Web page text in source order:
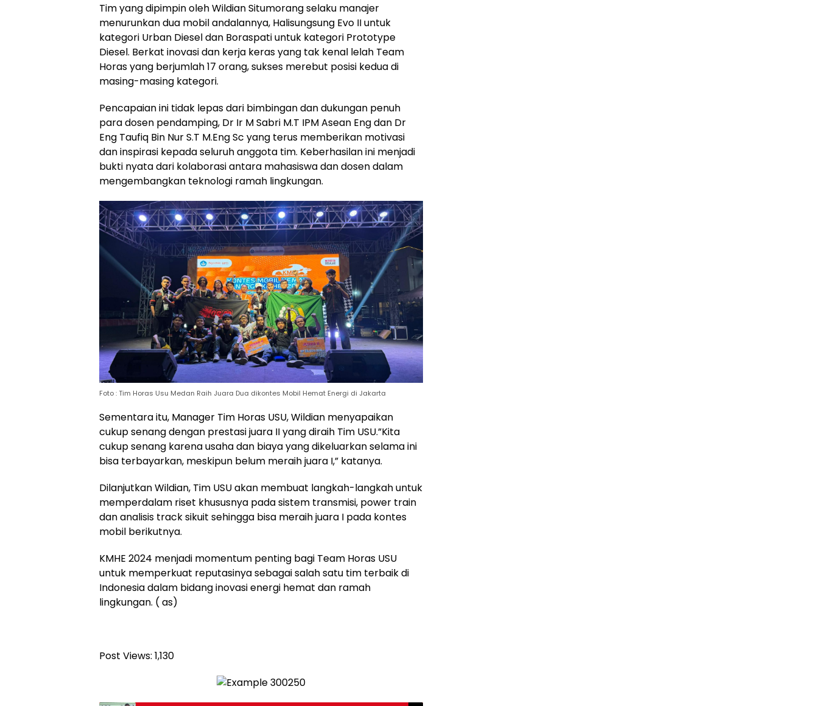
Tim yang dipimpin oleh Wildian Situmorang selaku manajer
menurunkan dua mobil andalannya, Halisungsung Evo II untuk
kategori Urban Diesel dan Boraspati untuk kategori Prototype
Diesel. Berkat inovasi dan kerja keras yang tak kenal lelah Team
Horas yang berjumlah 17 orang, sukses merebut posisi kedua di
masing-masing kategori.
Pencapaian ini tidak lepas dari bimbingan dan dukungan penuh
para dosen pendamping, Dr Ir M Sabri M.T IPM Asean Eng dan Dr
Eng Taufiq Bin Nur S.T M.Eng Sc yang terus memberikan motivasi
dan inspirasi kepada seluruh anggota tim. Keberhasilan ini menjadi
bukti nyata dari kolaborasi antara mahasiswa dan dosen dalam
mengembangkan teknologi ramah lingkungan.
Foto : Tim Horas Usu Medan Raih Juara Dua dikontes Mobil Hemat Energi di Jakarta
Sementara itu, Manager Tim Horas USU, Wildian menyapaikan
cukup senang dengan prestasi juara II yang diraih Tim USU.”Kita
cukup senang karena usaha dan biaya yang dikeluarkan selama ini
bisa terbayarkan, meskipun belum meraih juara I,” katanya.
Dilanjutkan Wildian, Tim USU akan membuat langkah-langkah untuk
memperdalam riset khususnya pada sistem transmisi, power train
dan analisis track sikuit sehingga bisa meraih juara I pada kontes
mobil berikutnya.
KMHE 2024 menjadi momentum penting bagi Team Horas USU
untuk memperkuat reputasinya sebagai salah satu tim terbaik di
Indonesia dalam bidang inovasi energi hemat dan ramah
lingkungan. ( as)
Post Views: 1,130